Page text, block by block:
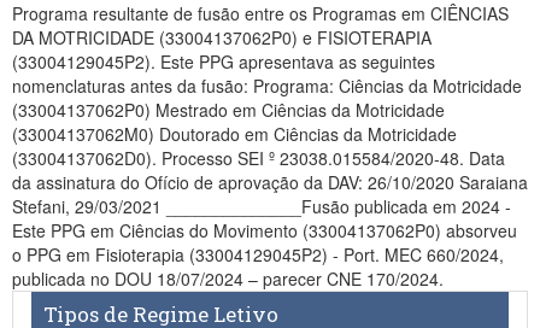
Ministério da Mulher, da Família e dos Direitos Humanos
Secretaria de Governo
Gabinete de Segurança Institucional
Banco Central do Brasil
Programa resultante de fusão entre os Programas em CIÊNCIAS
DA MOTRICIDADE (33004137062P0) e FISIOTERAPIA
(33004129045P2). Este PPG apresentava as seguintes
nomenclaturas antes da fusão: Programa: Ciências da Motricidade
(33004137062P0) Mestrado em Ciências da Motricidade
(33004137062M0) Doutorado em Ciências da Motricidade
(33004137062D0). Processo SEI º 23038.015584/2020-48. Data
da assinatura do Ofício de aprovação da DAV: 26/10/2020 Saraiana
Stefani, 29/03/2021 ______________Fusão publicada em 2024 -
Este PPG em Ciências do Movimento (33004137062P0) absorveu
o PPG em Fisioterapia (33004129045P2) - Port. MEC 660/2024,
publicada no DOU 18/07/2024 – parecer CNE 170/2024.
Tipos de Regime Letivo